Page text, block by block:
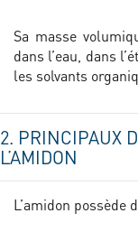
Sa masse
dans l’eau, dans
les solvants
2. PRINCIPAUX
L’AMIDON
L’amidon possède